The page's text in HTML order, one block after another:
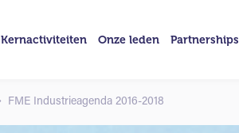
Kernactiviteiten Onze leden Partnerships
FME Industrieagenda 2016-2018